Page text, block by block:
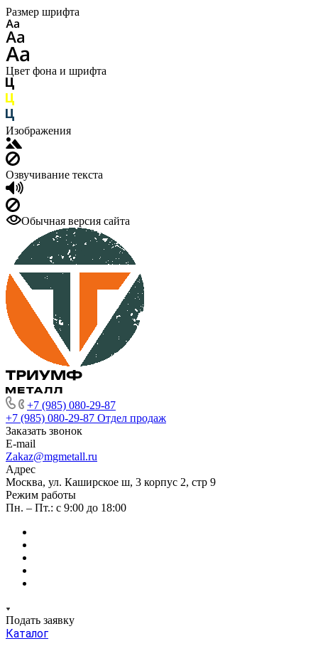
Размер шрифта
Цвет фона и шрифта
Изображения
Озвучивание текста
Обычная версия сайта
+7 (985) 080-29-87
+7 (985) 080-29-87 Отдел продаж
Заказать звонок
E-mail
Zakaz@mgmetall.ru
Адрес
Москва, ул. Каширское ш, 3 корпус 2, стр 9
Режим работы
Пн. – Пт.: с 9:00 до 18:00
Подать заявку
Каталог